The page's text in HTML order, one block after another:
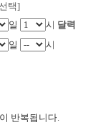
택]
일 시 달력
일
시
반복됩니다.